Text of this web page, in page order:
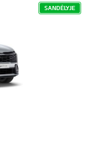
SANDĖLYJE